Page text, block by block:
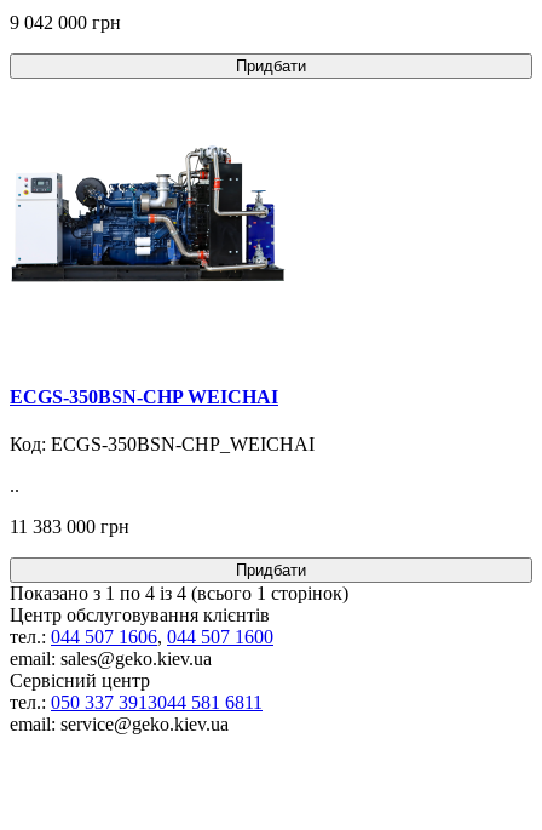
9 042 000 грн
Придбати
ECGS-350BSN-CHP WEICHAI
Код: ECGS-350BSN-CHP_WEICHAI
..
11 383 000 грн
Придбати
Показано з 1 по 4 із 4 (всього 1 сторінок)
Центр обслуговування клієнтів
тел.: 044 507 1606, 044 507 1600
email: sales@geko.kiev.ua
Сервісний центр
тел.: 050 337 3913044 581 6811
email: service@geko.kiev.ua